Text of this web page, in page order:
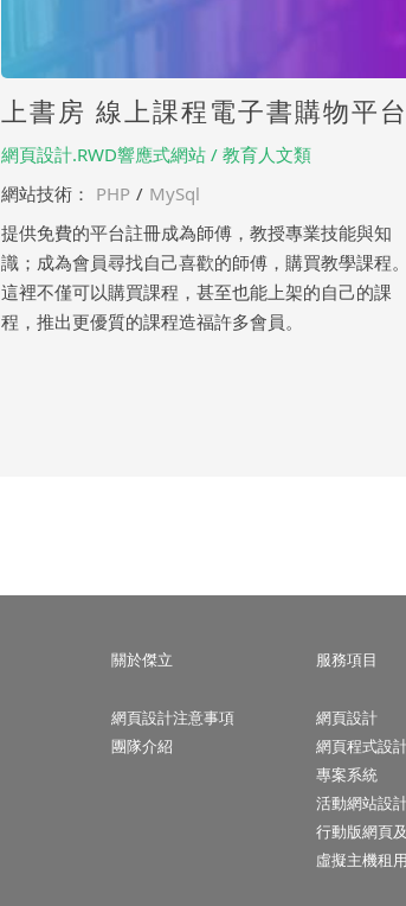
上書房 線上課程電子書購物平台
網頁設計.RWD響應式網站 / 教育人文類
網站技術： PHP / MySql
提供免費的平台註冊成為師傅，教授專業技能與知
識；成為會員尋找自己喜歡的師傅，購買教學課程。
這裡不僅可以購買課程，甚至也能上架的自己的課
程，推出更優質的課程造福許多會員。
關於傑立
網頁設計注意事項
團隊介紹
服務項目
網頁設計
網頁程式設
專案系統
活動網站設
行動版網頁
虛擬主機租用